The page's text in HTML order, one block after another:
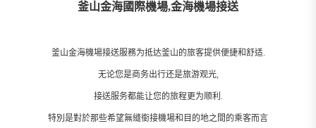
釜山金海國際機場,金海機場接送
釜山金海機場接送服務为抵达釜山的旅客提供便捷和舒适.
无论您是商务出行还是旅游观光,
接送服务都能让您的旅程更为顺利.
特別是對於那些希望無縫銜接機場和目的地之間的乘客而言